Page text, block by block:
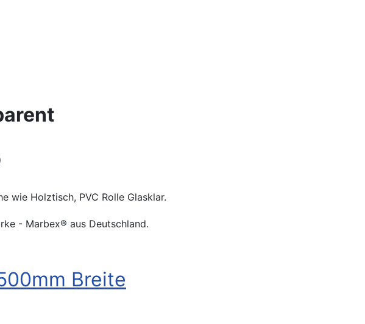
wie Holztisch, PVC Rolle Glasklar.
- Marbex® aus Deutschland.
Breite